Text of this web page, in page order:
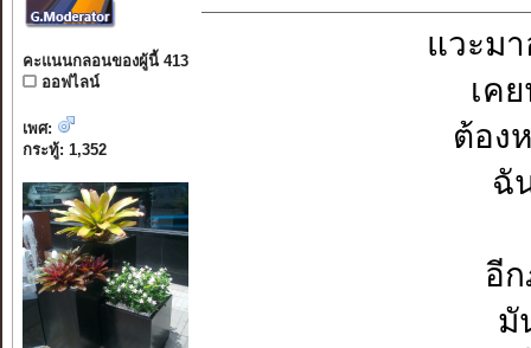
คะแนนกลอนของผู้นี้ 413
ออฟไลน์
เพศ:
กระทู้: 1,352
แวะม
เค
ต้อง
ฉั
อี
มั